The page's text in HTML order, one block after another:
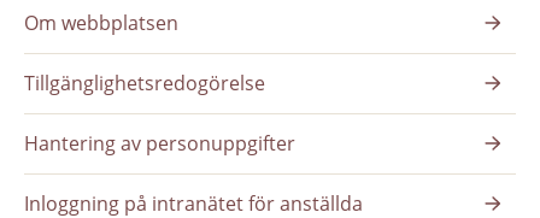
Om webbplatsen
Tillgänglighetsredogörelse
Hantering av personuppgifter
Inloggning på intranätet för anställda